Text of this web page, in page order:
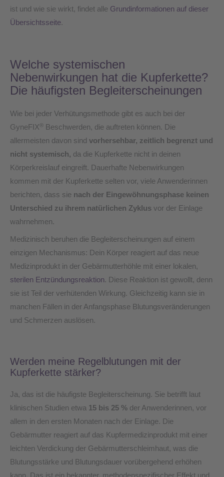
ist und wie sie wirkt, findet alle Grundinformationen auf dieser
Übersichtsseite.
Welche systemischen
Nebenwirkungen hat die Kupferkette?
Die häufigsten Begleiterscheinungen
Wie bei jeder Verhütungsmethode gibt es auch bei der
GyneFIX ®
Beschwerden, die auftreten können. Die
allermeisten davon sind vorhersehbar, zeitlich begrenzt und
nicht systemisch, da die Kupferkette nicht in deinen
Körperkreislauf eingreift. Dauerhafte Nebenwirkungen
kommen mit der Kupferkette selten vor, viele Anwenderinnen
berichten, dass sie nach der Eingewöhnungsphase keinen
Unterschied zu ihrem natürlichen Zyklus vor der Einlage
wahrnehmen.
Medizinisch beruhen die Begleiterscheinungen auf einem
einzigen Mechanismus: Dein Körper reagiert auf das neue
Medizinprodukt in der Gebärmutterhöhle mit einer lokalen,
sterilen Entzündungsreaktion. Diese Reaktion ist gewollt, denn
sie ist Teil der verhütenden Wirkung. Gleichzeitig kann sie in
manchen Fällen in der Anfangsphase Blutungsveränderungen
und Schmerzen auslösen.
Werden meine Regelblutungen mit der
Kupferkette stärker?
Ja, das ist die häufigste Begleiterscheinung. Sie betrifft laut
klinischen Studien etwa 15 bis 25 % der Anwenderinnen, vor
allem in den ersten Monaten nach der Einlage. Die
Gebärmutter reagiert auf das Kupfermedizinprodukt mit einer
leichten Verdickung der Gebärmutterschleimhaut, was die
Blutungsstärke und Blutungsdauer vorübergehend erhöhen